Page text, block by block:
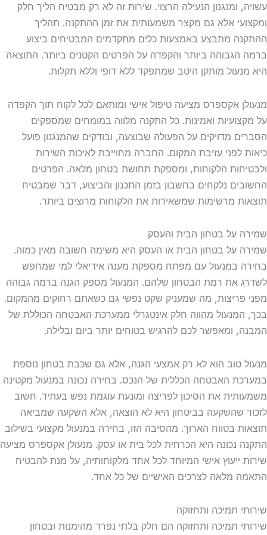
עשויה, ומנגנון הנעילה הרצוי. שירות זה לא רק מבטיח הליך חלק
ומקצועי אלא גם מקצר משמעותית את זמן ההתקנה. תהליך
ההתקנה מתבצע באמצעות כלים מתקדמים המבטיחים ביצוע
ברמה הגבוהה ביותר והקפדה על הפרטים הקטנים ביותר. התוצאה
היא מנעול מותקן היטב שמתפקד ללא דופי וללא תקלות.
מנעולן אקספרס מציעה טיפול אישי ומותאם לכל לקוח תוך הקפדה
על מקצועיות ואמינות. כל התקנה מלווה במומחים שמספקים
הסברים מדויקים על הפעולה שבוצעה, ובודקים שהמנגנון פועל
כיאות לפני עזיבת המקום. החברה מחוייבת לאיכות השירות
ולבטיחות הלקוחות, ומספקת תחושת בטחון מלאה. הפרטים
החשובים נלקחים בחשבון בזמן התכנון והביצוע, דבר שמבטיח
תוצאות מרשימות שמשאירות את הלקוחות מרוצים ביותר.
שמירה על בטחון הבית והעסק
שמירה על בטחון הבית או העסק היא משימה חשובה מאין כמוה.
בחירה במנעול עם מפתח מספקת מענה אידיאלי למי שמחפש
לשדרג את רמת הבטחון שלהם. המנעול מספק הגנה ברמה גבוהה
מפני פריצות, מה שמעניק שקט נפשי גם כשאתם רחוקים מהמקום.
בכך, המנעול מהווה חלק אינטגרלי ממערכת האבטחה הכוללת של
המבנה, ומאפשר לכם להרגיש בטוחים יותר ביום ובלילה.
מנעול טוב הוא לא רק אמצעי הגנה, אלא גם שכבת בטחון נוספת
במערכת האבטחה הכללית של הנכס. בחירה נכונה במנעול מקטינה
משמעותית את הסיכון לפריצה ומונעת עוגמת נפש בעתיד. חשוב
לזכור שהשקעה בביטחון היא לא הוצאה, אלא השקעה שמביאה
תוצאות בטווח הארוך. מהסיבה הזו, בחירה במנעול מקצועי בשילוב
התקנה נכונה היא הכרחית לכל בית או עסק. מנעולן אקספרס מציעה
שירות ייעוץ אישי המיוחד לכל אחד מלקוחותיה, על מנת להבטיח
התאמה מלאה לצרכים האישיים של כל אחד.
שירותי תמיכה ותחזוקה
שירותי תמיכה ותחזוקה הם חלק בלתי נפרד מהימנות ובטחון